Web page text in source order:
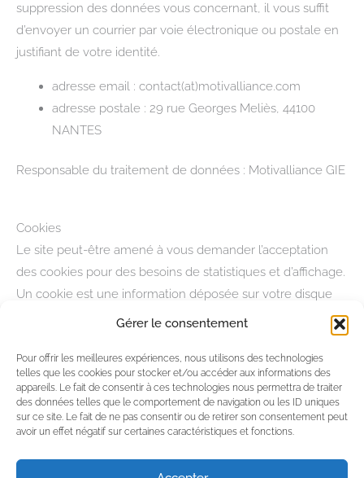
Gérer le consentement
Pour offrir les meilleures expériences, nous utilisons des technologies
telles que les cookies pour stocker et/ou accéder aux informations des
appareils. Le fait de consentir à ces technologies nous permettra de traiter
des données telles que le comportement de navigation ou les ID uniques
sur ce site. Le fait de ne pas consentir ou de retirer son consentement peut
avoir un effet négatif sur certaines caractéristiques et fonctions.
suppression des données vous concernant, il vous suffit
d’envoyer un courrier par voie électronique ou postale en
justifiant de votre identité.
adresse email : contact(at)motivalliance.com
adresse postale : 29 rue Georges Meliès, 44100
NANTES
Responsable du traitement de données : Motivalliance GIE
Cookies
Le site peut-être amené à vous demander l’acceptation
des cookies pour des besoins de statistiques et d’affichage.
Un cookie est une information déposée sur votre disque
dur par le serveur du site que vous visitez. Il contient
plusieurs données qui sont stockées sur votre ordinateur
dans un simple fichier texte auquel un serveur accède
pour lire et enregistrer des informations . Certaines parties
de ce site ne peuvent être fonctionnelles sans
l’acceptation de cookies.